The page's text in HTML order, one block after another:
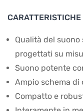
Qualità del
progettati su
Suono potente
Ampio schema di
Compatto e